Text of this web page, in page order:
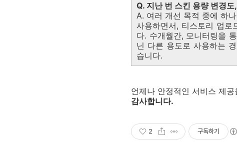
Q. 지난 번 스킨 용량 변경
A. 여러 개선 목적 중에 하
사용하면서, 티스토리 업로
다. 수개월간, 모니터링을
닌 다른 용도로 사용하는
습니다.
언제나 안정적인 서비스 제
감사합니다.
2 구독하기